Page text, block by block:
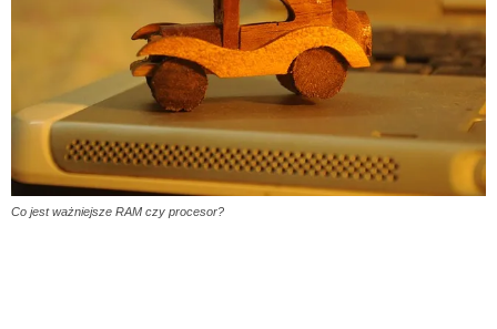
Co jest ważniejsze RAM czy procesor?